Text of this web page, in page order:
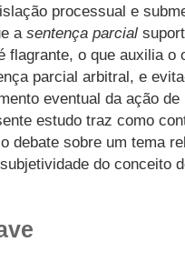
processual e
a sentença parcial
flagrante, o que auxilia o
parcial arbitral, e
eventual da ação
estudo traz como
debate sobre um tema
do conceito